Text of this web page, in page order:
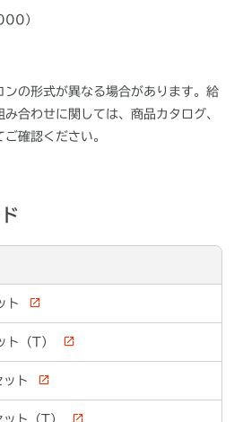
）
ンの形式が異なる場合があります。給
合わせに関しては、商品カタログ、
確認ください。
ト
ト（T）
ト